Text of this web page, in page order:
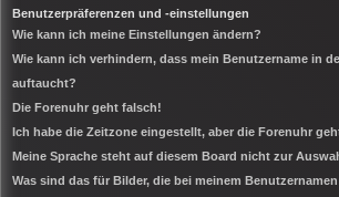
Benutzerpräferenzen und -einstellungen
Wie kann ich meine Einstellungen ändern?
Wie kann ich verhindern, dass mein Benutzername in
auftaucht?
Die Forenuhr geht falsch!
Ich habe die Zeitzone eingestellt, aber die Forenuhr
Meine Sprache steht auf diesem Board nicht zur
Was sind das für Bilder, die bei meinem